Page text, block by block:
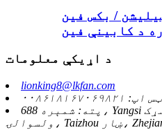
/ بکس فین
د کابینې فین
د اړیکې معلومات
lionking8@lkfan.com
پته: شمېره 688، Yangsi سړک، Zhang'an، Jiaojiang